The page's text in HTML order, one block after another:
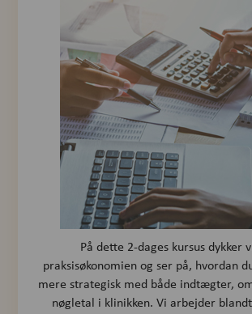
På dette 2-dages kursus dykker
praksisøkonomien og ser på, hvordan
mere strategisk med både indtægter,
nøgletal i klinikken. Vi arbejder